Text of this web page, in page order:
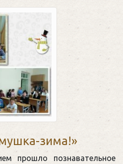
зима!»
прошло познавательное